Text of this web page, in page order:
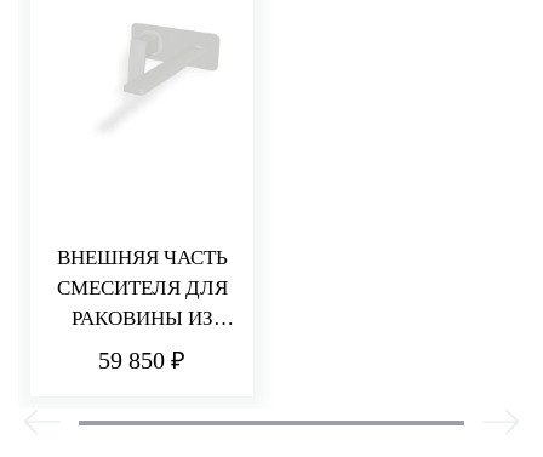
ВНЕШНЯЯ ЧАСТЬ
СМЕСИТЕЛЯ ДЛЯ
РАКОВИНЫ ИЗ
СТЕНЫ 232 ММ
59 850 ₽